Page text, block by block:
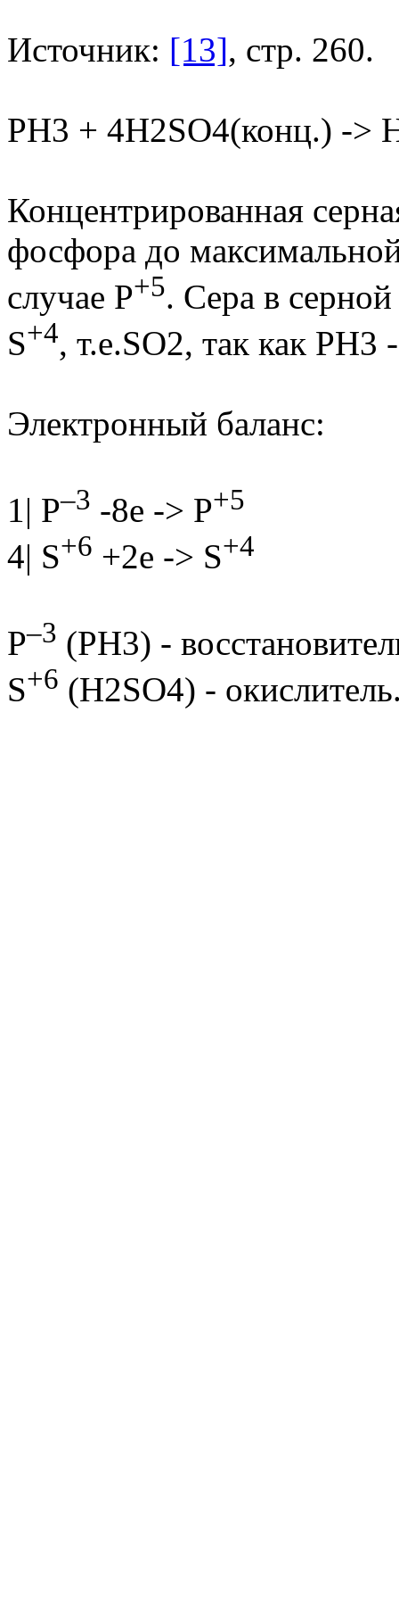
Источник: [13], стр. 260.
PH3 + 4H2SO4(конц.) ->
Концентрированная
фосфора до
случае P+5. Сера в серной
S+4, т.е.SO2, так как PH3
Электронный баланс:
1| P–3 -8e -> P+5
4| S+6 +2e -> S+4
P–3 (PH3) -
S+6 (H2SO4) -